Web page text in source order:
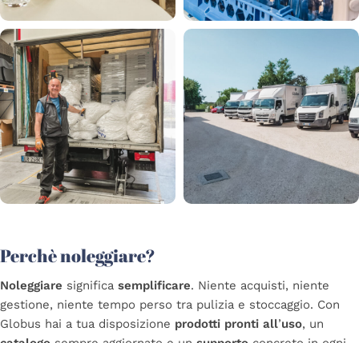
Perchè noleggiare?
Noleggiare significa semplificare. Niente acquisti, niente
gestione, niente tempo perso tra pulizia e stoccaggio. Con
Globus hai a tua disposizione prodotti pronti all’uso, un